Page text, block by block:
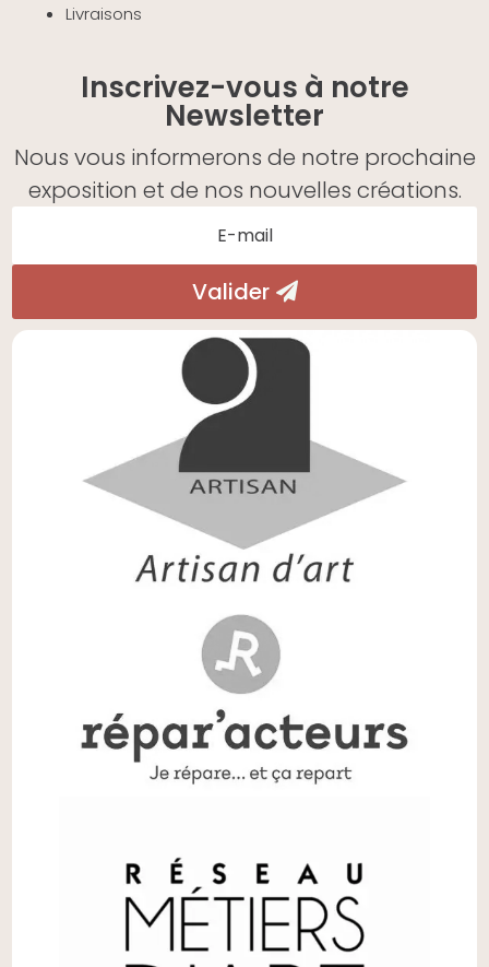
Livraisons
Inscrivez-vous à notre
Newsletter
Nous vous informerons de notre prochaine
exposition et de nos nouvelles créations.
Valider